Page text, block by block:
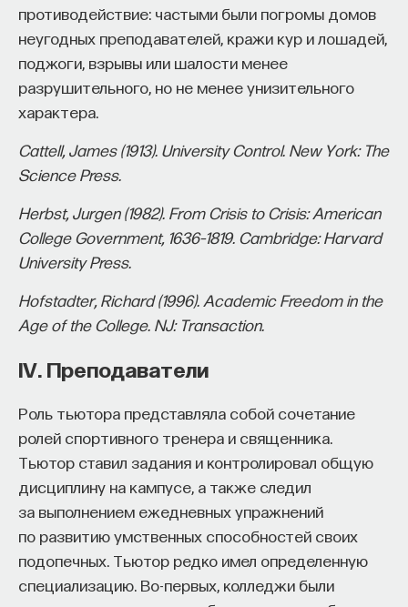
противодействие: частыми были погромы домов
неугодных преподавателей, кражи кур и лошадей,
поджоги, взрывы или шалости менее
разрушительного, но не менее унизительного
характера.
Cattell, James (1913). University Control. New York: The
Science Press.
Herbst, Jurgen (1982). From Crisis to Crisis: American
College Government, 1636–1819. Cambridge: Harvard
University Press.
Hofstadter, Richard (1996). Academic Freedom in the
Age of the College. NJ: Transaction.
IV. Преподаватели
Роль тьютора представляла собой сочетание
ролей спортивного тренера и священника.
Тьютор ставил задания и контролировал общую
дисциплину на кампусе, а также следил
за выполнением ежедневных упражнений
по развитию умственных способностей своих
подопечных. Тьютор редко имел определенную
специализацию. Во-первых, колледжи были